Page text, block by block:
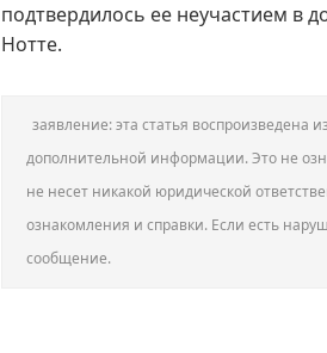
подтвердилось ее неучастием в
Нотте.
заявление: эта статья воспроизведена
дополнительной информации. Это не
не несет никакой юридической
ознакомления и справки. Если есть
сообщение.